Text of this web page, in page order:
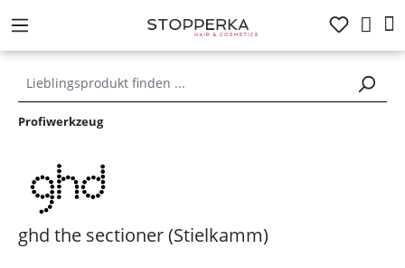
springen
Profiwerkzeug
ghd the sectioner (Stielkamm)